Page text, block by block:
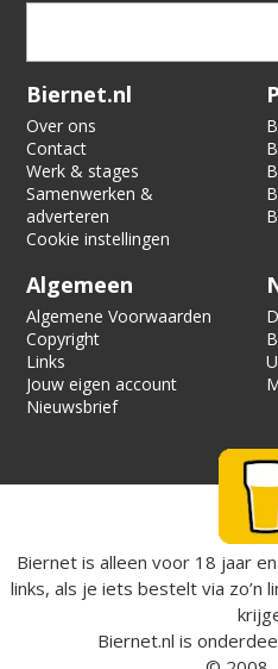
Verification code:
Biernet.nl
Over ons
Contact
Werk & stages
Samenwerken &
adverteren
Cookie instellingen
Algemeen
Algemene Voorwaarden
Copyright
Links
Jouw eigen account
Nieuwsbrief
Biernet is alleen voor 18 jaar
links, als je iets bestelt via zo’n
Biernet.nl is